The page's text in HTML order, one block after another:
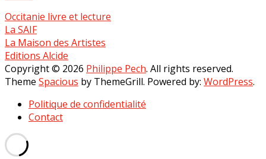
Occitanie livre et lecture
La SAIF
La Maison des Artistes
Editions Alcide
Copyright © 2026 Philippe Pech. All rights reserved.
Theme Spacious by ThemeGrill. Powered by: WordPress.
Politique de confidentialité
Contact